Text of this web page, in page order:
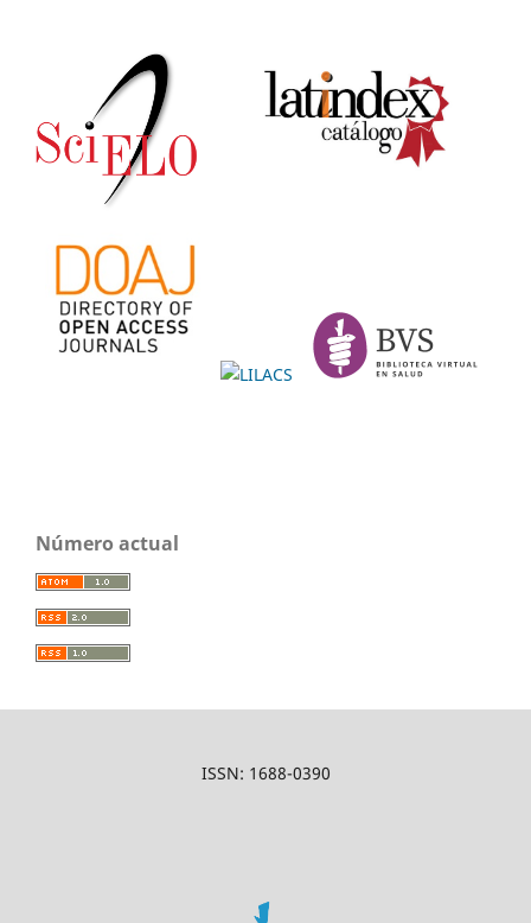
Número actual
ISSN: 1688-0390